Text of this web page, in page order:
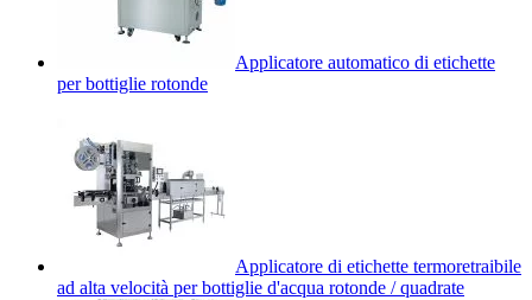
Applicatore automatico di etichette
per bottiglie rotonde
Applicatore di etichette termoretraibile
ad alta velocità per bottiglie d'acqua rotonde / quadrate